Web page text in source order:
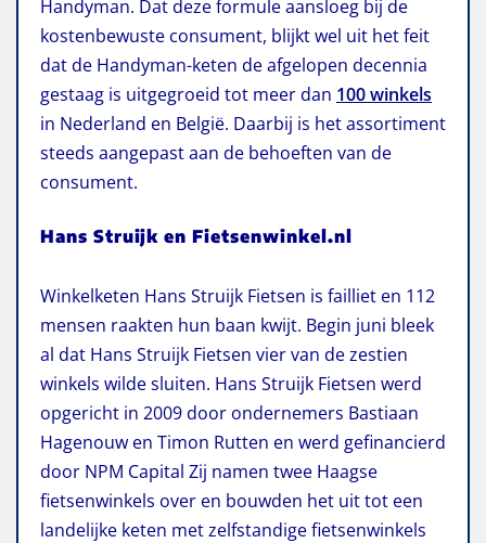
Handyman. Dat deze formule aansloeg bij de
kostenbewuste consument, blijkt wel uit het feit
dat de Handyman-keten de afgelopen decennia
gestaag is uitgegroeid tot meer dan 100 winkels
in Nederland en België. Daarbij is het assortiment
steeds aangepast aan de behoeften van de
consument.
Hans Struijk en Fietsenwinkel.nl
Winkelketen Hans Struijk Fietsen is failliet en 112
mensen raakten hun baan kwijt. Begin juni bleek
al dat Hans Struijk Fietsen vier van de zestien
winkels wilde sluiten. Hans Struijk Fietsen werd
opgericht in 2009 door ondernemers Bastiaan
Hagenouw en Timon Rutten en werd gefinancierd
door NPM Capital Zij namen twee Haagse
fietsenwinkels over en bouwden het uit tot een
landelijke keten met zelfstandige fietsenwinkels